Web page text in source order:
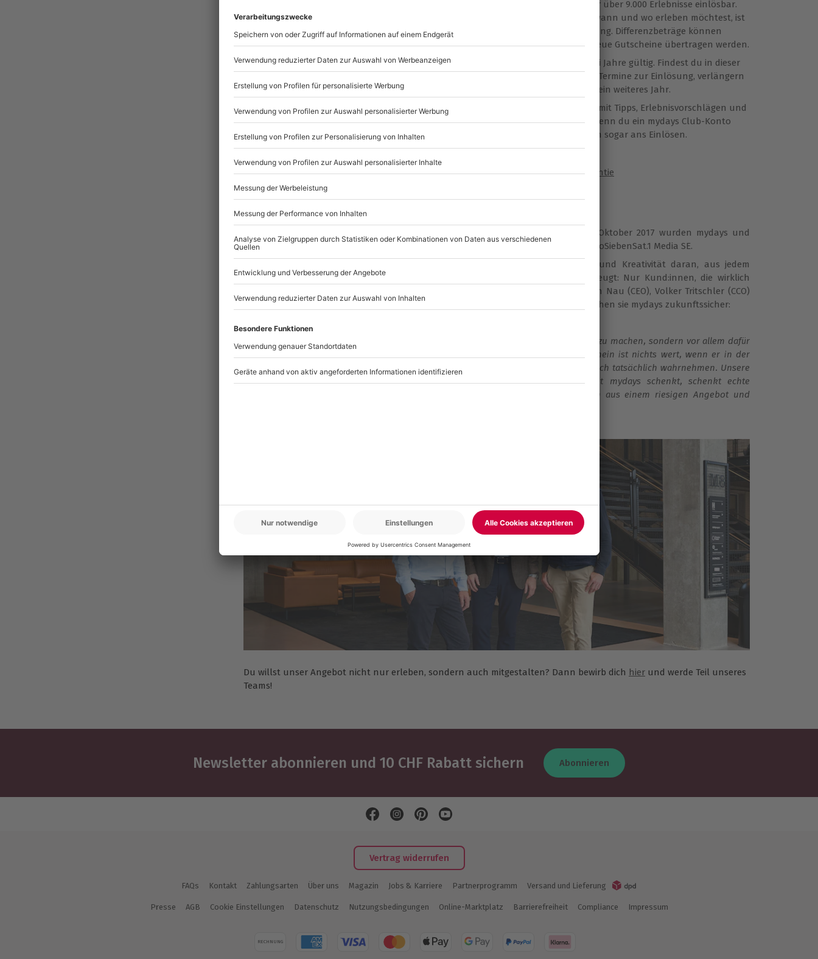
Jeder Gutschein ist für über 9.000 Erlebnisse einlösbar.
Welches Erlebnis du wann und wo erleben möchtest, ist
deine freie Entscheidung. Differenzbeträge können
zugezahlt oder auf neue Gutscheine übertragen werden.
Dein Gutschein ist drei Jahre gültig. Findest du in dieser
Zeit keine passenden Termine zur Einlösung, verlängern
wir ihn kostenlos um ein weiteres Jahr.
Wir sind für dich da – mit Tipps, Erlebnisvorschlägen und
ehrlicher Beratung. Wenn du ein mydays Club-Konto
hast, erinnern wir dich sogar ans Einlösen.
Weitere Infos zur Erlebnisgarantie findest du auf der folgenden Seite:Erlebnis-Garantie
Memories inspired by mydays - Die Köpfe hinter den Erlebnissen
Die mydays GmbH wurde 2003 als Online-Anbieter für Erlebnisse gegründet. Im Oktober 2017 wurden mydays und
Jochen Schweizer unter dem Dach der JSMD Group vereint. Die Gruppe gehört zur ProSiebenSat.1 Media SE.
Mehr als 300 Mitarbeiter:innen arbeiten jeden Tag mit viel Leidenschaft, Herz und Kreativität daran, aus jedem
Erlebnisgeschenk ein unvergessliches Erlebnis zu machen. Denn wir sind überzeugt: Nur Kund:innen, die wirklich
erleben, tragen ihre Begeisterung weiter. Angeführt wird unser Team von Christian Nau (CEO), Volker Tritschler (CCO)
und Derek Burger (CFO). Mit strategischem Weitblick und einem klaren Purpose machen sie mydays zukunftssicher:
„Unser Anspruch bei mydays ist es nicht nur, das Schenken von Erlebnissen einfach zu machen, sondern vor allem dafür
zu sorgen, dass aus Geschenken echte Erlebnisse werden. Denn ein Erlebnisgutschein ist nichts wert, wenn er in der
Schublade verstaubt. Wir setzen alles daran, dass unsere Kund:innen ihr Erlebnis auch tatsächlich wahrnehmen. Unsere
Erlebnisgarantie steht dabei sinnbildlich für unser Markenversprechen: Wer mit mydays schenkt, schenkt echte
Erinnerungen, keine leeren Versprechen. Unsere Stärke liegt in der Kombination aus einem riesigen Angebot und
Du willst unser Angebot nicht nur erleben, sondern auch mitgestalten? Dann bewirb dich hier und werde Teil unseres
Teams!
Newsletter abonnieren und 10 CHF Rabatt sichern Abonnieren
Vertrag widerrufen
FAQs Kontakt Zahlungsarten Über uns Magazin Jobs & Karriere Partnerprogramm Versand und Lieferung
Presse AGB Cookie Einstellungen Datenschutz Nutzungsbedingungen Online-Marktplatz Barrierefreiheit Compliance Impressum
RECHNUNG